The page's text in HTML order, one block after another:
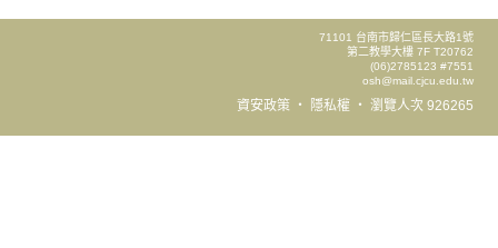
71101 台南市歸仁區長大路1號
第二教學大樓 7F T20762
(06)2785123 #7551
osh@mail.cjcu.edu.tw
資安政策 ‧ 隱私權 ‧ 瀏覽人次 926265